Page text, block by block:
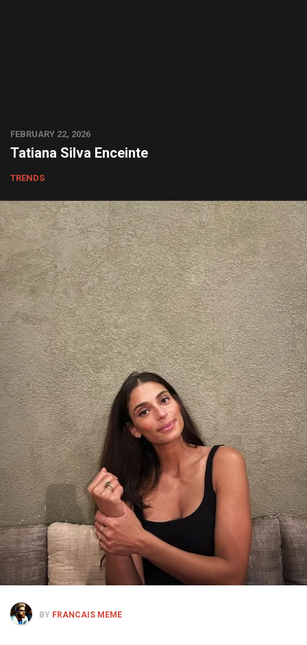
FEBRUARY 22, 2026
Tatiana Silva Enceinte
TRENDS
BY FRANCAIS MEME